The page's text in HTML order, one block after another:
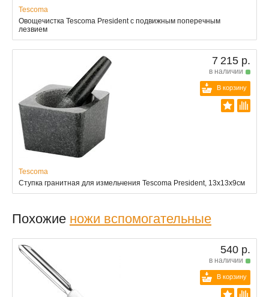
Tescoma
Овощечистка Tescoma President с подвижным поперечным
лезвием
7 215 р.
в наличии
В корзину
Tescoma
Ступка гранитная для измельчения Tescoma President, 13х13х9см
Похожие ножи вспомогательные
540 р.
в наличии
В корзину